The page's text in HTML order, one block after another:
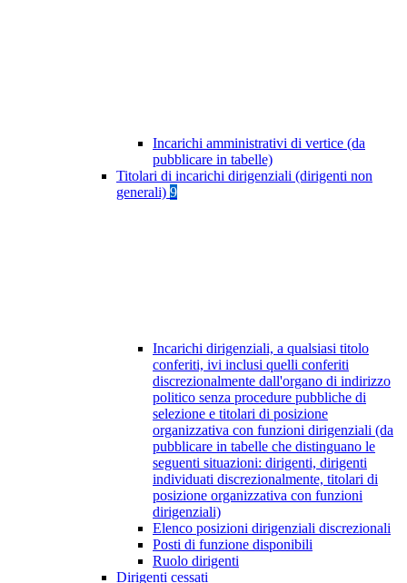
Incarichi amministrativi di vertice (da
pubblicare in tabelle)
Titolari di incarichi dirigenziali (dirigenti non
generali) 9
Incarichi dirigenziali, a qualsiasi titolo
conferiti, ivi inclusi quelli conferiti
discrezionalmente dall'organo di indirizzo
politico senza procedure pubbliche di
selezione e titolari di posizione
organizzativa con funzioni dirigenziali (da
pubblicare in tabelle che distinguano le
seguenti situazioni: dirigenti, dirigenti
individuati discrezionalmente, titolari di
posizione organizzativa con funzioni
dirigenziali)
Elenco posizioni dirigenziali discrezionali
Posti di funzione disponibili
Ruolo dirigenti
Dirigenti cessati